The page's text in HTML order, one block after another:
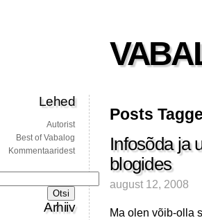
Posts
Infosõda ja
blogides
august 12, 2008
Ma olen võib-olla
Lehed
Autorist
Best of Vabalog
Kommentaaridest
Arhiiv